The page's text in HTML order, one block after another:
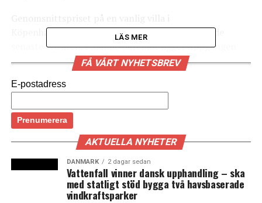
Köpenhamnsområdet har ökat runt 16 procent de
senaste två åren. I Malmö däremot ligger uppgången
bara på 6 procent, mätt i danska kronor. Det betyder att
ett hus, på 140 kvadratmeter, nu kostar 3,25 miljoner
danska kronor i Storköpenhamn, 650 000 kronor mer än
Skillnaden för lägenheter är än mer tydlig. Där har
priserna ökat 25 procent i Köpenhamn de senaste två
åren – mer än dubbelt så mycket som i Malmö.
Många danskar som köpt bostad i Malmö har missat
värdeuppgången i Köpenhamn. Och enligt Nykredits
LÄS MER
FÅ VÅRT NYHETSBREV
E-postadress
AKTUELLA NYHETER
DANMARK 2 dagar sedan
Vattenfall vinner dansk upphandling – ska
med statligt stöd bygga två havsbaserade
vindkraftsparker